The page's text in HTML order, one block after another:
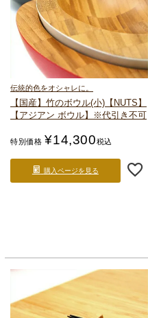
伝統的色をオシャレに。
【国産】竹のボウル(小)【NUTS】
【アジアン ボウル】
※代引き不可
特別価格 ¥14,300税込
購入ページを見る